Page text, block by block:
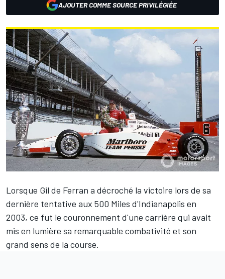
AJOUTER COMME SOURCE PRIVILÉGIÉE
Lorsque Gil de Ferran a décroché la victoire lors de sa
dernière tentative aux 500 Miles d'Indianapolis en
2003, ce fut le couronnement d'une carrière qui avait
mis en lumière sa remarquable combativité et son
grand sens de la course.